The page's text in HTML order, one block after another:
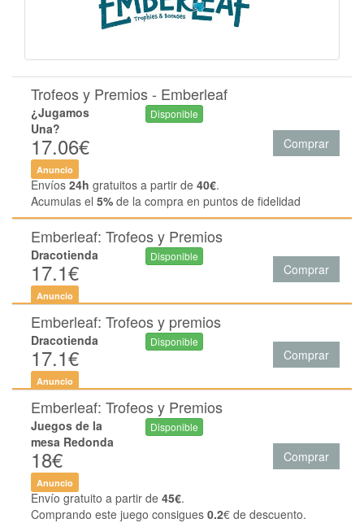
Trofeos y Premios - Emberleaf
¿Jugamos
Una?
17.06€
Disponible
Comprar
Anuncio
Envíos 24h gratuitos a partir de 40€.
Acumulas el 5% de la compra en puntos de fidelidad
Emberleaf: Trofeos y Premios
Dracotienda
17.1€
Disponible
Comprar
Anuncio
Emberleaf: Trofeos y premios
Dracotienda
17.1€
Disponible
Comprar
Anuncio
Emberleaf: Trofeos y Premios
Juegos de la
mesa Redonda
18€
Disponible
Comprar
Anuncio
Envío gratuito a partir de 45€.
Comprando este juego consigues 0.2€ de descuento.